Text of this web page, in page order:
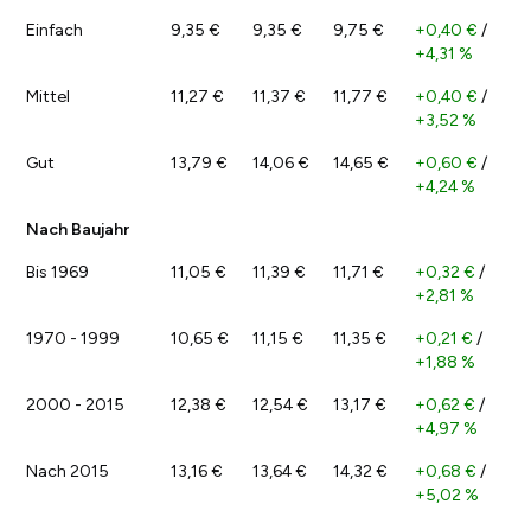
Einfach 9,35 € 9,35 € 9,75 € +0,40 € /
+4,31 %
Mittel 11,27 € 11,37 € 11,77 € +0,40 € /
+3,52 %
Gut 13,79 € 14,06 € 14,65 € +0,60 € /
+4,24 %
Nach Baujahr
Bis 1969 11,05 € 11,39 € 11,71 € +0,32 € /
+2,81 %
1970 - 1999 10,65 € 11,15 € 11,35 € +0,21 € /
+1,88 %
2000 - 2015 12,38 € 12,54 € 13,17 € +0,62 € /
+4,97 %
Nach 2015 13,16 € 13,64 € 14,32 € +0,68 € /
+5,02 %